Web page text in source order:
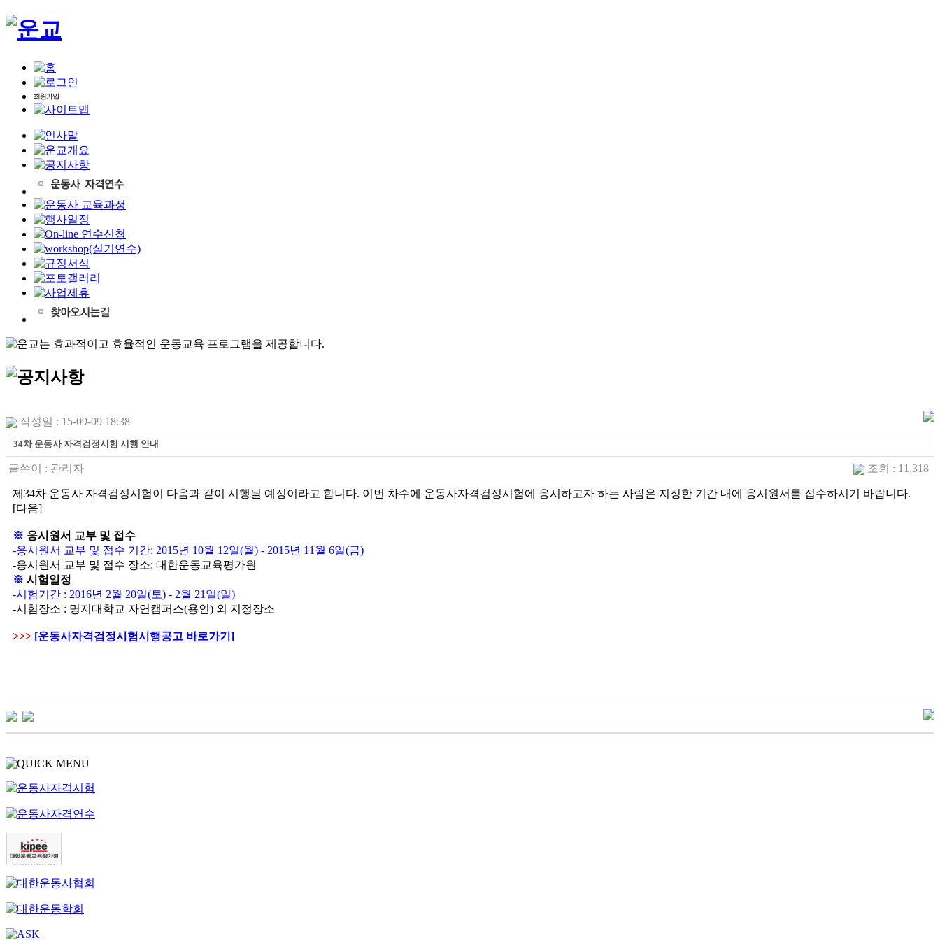
작성일 : 15-09-09 18:38
34차 운동사 자격검정시험 시행 안내
글쓴이 : 관리자 조회 : 11,318
제34차 운동사 자격검정시험이 다음과 같이 시행될 예정이라고 합니다. 이번 차수에 운동사자격검정시험에 응시하고자 하는 사람은 지정한 기간 내에 응시원서를 접수하시기 바랍니다.
[다음]
※ 응시원서 교부 및 접수
-응시원서 교부 및 접수 기간: 2015년 10월 12일(월) - 2015년 11월 6일(금)
-응시원서 교부 및 접수 장소: 대한운동교육평가원
※ 시험일정
-시험기간 : 2016년 2월 20일(토) - 2월 21일(일)
-시험장소 : 명지대학교 자연캠퍼스(용인) 외 지정장소
>>> [운동사자격검정시험시행공고 바로가기]